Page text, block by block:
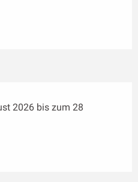
2026 bis zum 28